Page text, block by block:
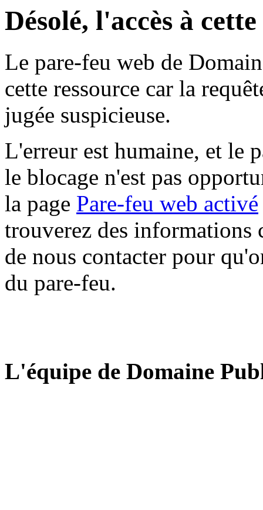
Désolé, l'accès à
Le pare-feu web de
cette ressource car la
jugée suspicieuse.
L'erreur est humaine, et le
le blocage n'est pas
la page Pare-feu web activé
trouverez des informations
de nous contacter pour
du pare-feu.
L'équipe de Domaine